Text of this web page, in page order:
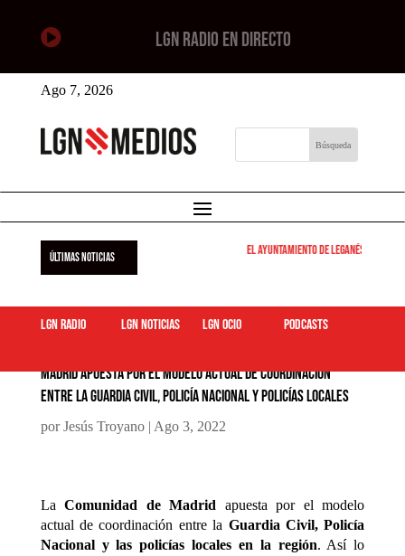
 LGN RADIO EN DIRECTO
Ago 7, 2026
ÚLTIMAS NOTICIAS El Ayuntamiento de Leganés pone
LGN Radio LGN Noticias LGN ocio podcasts
Madrid apuesta por el modelo actual de coordinación
entre la Guardia Civil, Policía Nacional y policías locales
porJesús Troyano| Ago 3, 2022
LaComunidad de Madrid apuesta por el modelo
actual de coordinación entre la Guardia Civil, Policía
Nacional y las policías locales en la región. Así lo